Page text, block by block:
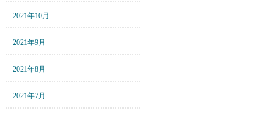
2021年10月
2021年9月
2021年8月
2021年7月